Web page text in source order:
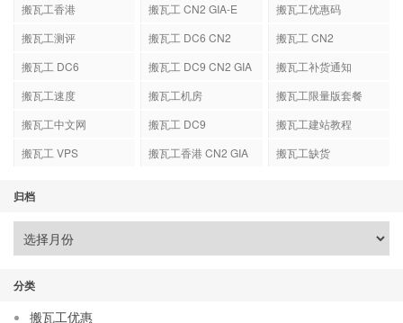
搬瓦工香港
搬瓦工 CN2 GIA-E
搬瓦工优惠码
搬瓦工测评
搬瓦工 DC6 CN2
搬瓦工 CN2
搬瓦工 DC6
搬瓦工 DC9 CN2 GIA
搬瓦工补货通知
搬瓦工速度
搬瓦工机房
搬瓦工限量版套餐
搬瓦工中文网
搬瓦工 DC9
搬瓦工建站教程
搬瓦工 VPS
搬瓦工香港 CN2 GIA 搬瓦工缺货
归档
分类
搬瓦工优惠